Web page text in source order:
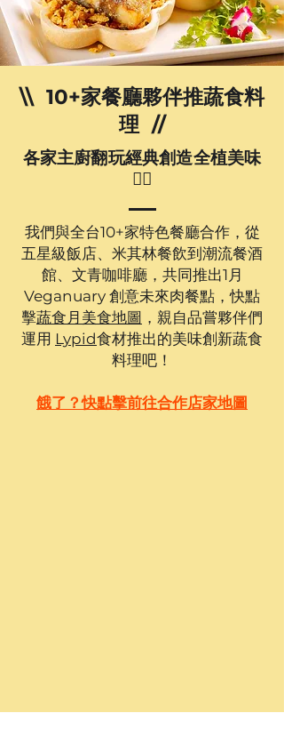
\\ 10+家餐廳夥伴推蔬食料
理 //
各家主廚翻玩經典創造全植美味
❤️‍🔥
我們與全台10+家特色餐廳合作，從
五星級飯店、米其林餐飲到潮流餐酒
館、文青咖啡廳，共同推出1月
Veganuary 創意未來肉餐點，快點
擊​蔬食月美食地圖​ ，親自品嘗夥伴們
運用 ​Lypid​食材推出的美味創新蔬食
料理吧！
餓了？快點擊前往合作店家地圖